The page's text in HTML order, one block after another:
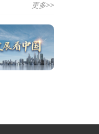
更多>>